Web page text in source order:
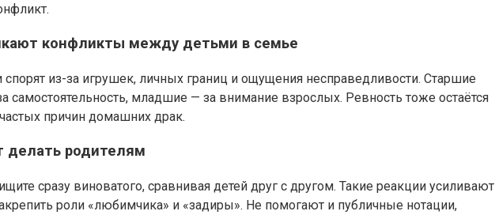
конфликты между детьми в семье
из-за игрушек, личных границ и ощущения несправедливости. Старшие
самостоятельность, младшие — за внимание взрослых. Ревность тоже остаётся
причин домашних драк.
делать родителям
сразу виноватого, сравнивая детей друг с другом. Такие реакции усиливают
роли «любимчика» и «задиры». Не помогают и публичные нотации,